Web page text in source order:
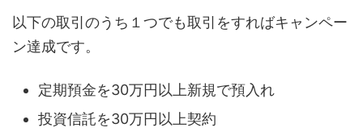
以下の取引のうち１つでも取引をすればキャンペー
ン達成です。
定期預金を30万円以上新規で預入れ
投資信託を30万円以上契約